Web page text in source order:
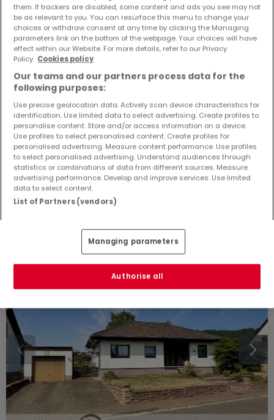
Haus 9 Zimmer zum Kauf inBeckingen
299.000 €
164 m² 9 5
them. If trackers are disabled, some content and ads you see may not
be as relevant to you. You can resurface this menu to change your
choices or withdraw consent at any time by clicking the Managing
parameters link on the bottom of the webpage. Your choices will have
effect within our Website. For more details, refer to our Privacy
Policy. Cookies policy
Our teams and our partners process data for the
following purposes:
Use precise geolocation data. Actively scan device characteristics for
identification. Use limited data to select advertising. Create profiles to
personalise content. Store and/or access information on a device.
Use profiles to select personalised content. Create profiles for
personalised advertising. Measure content performance. Use profiles
to select personalised advertising. Understand audiences through
statistics or combinations of data from different sources. Measure
advertising performance. Develop and improve services. Use limited
data to select content.
List of Partners (vendors)
Managing parameters
Authorise all